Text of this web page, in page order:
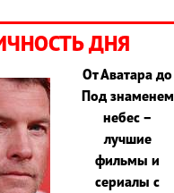
ДНЯ
От Аватара до
Под знаменем
небес –
лучшие
фильмы и
сериалы с